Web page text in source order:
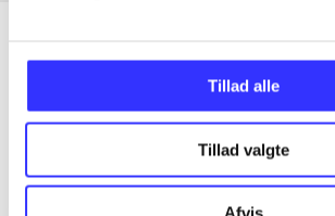
Tillad alle
Tillad valgte
Articles
All registered articles grouped by issue